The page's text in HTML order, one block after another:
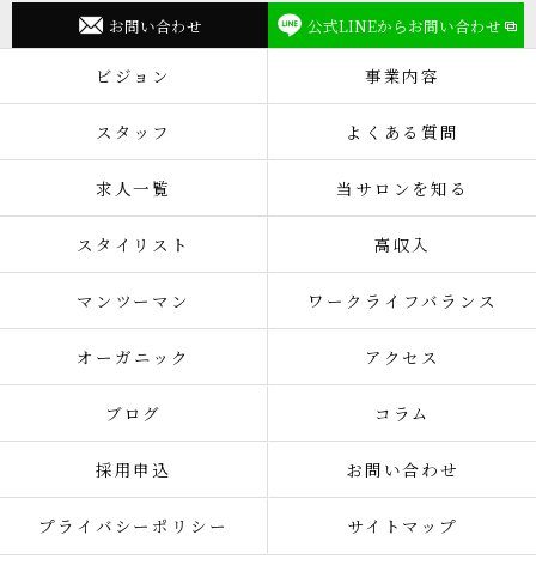
お問い合わせ 公式LINEからお問い合わせ
ビジョン 事業内容
スタッフ よくある質問
求人一覧 当サロンを知る
スタイリスト 高収入
マンツーマン ワークライフバランス
オーガニック アクセス
ブログ コラム
採用申込 お問い合わせ
プライバシーポリシー サイトマップ